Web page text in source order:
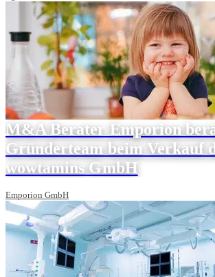
M&A Berater Emporion
Gründerteam beim Verkauf
wowtamins GmbH
Emporion GmbH